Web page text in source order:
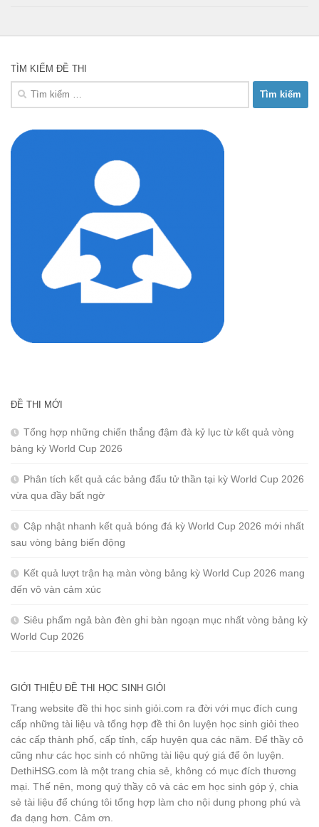
TÌM KIẾM ĐỀ THI
Tìm
ĐỀ THI MỚI
Tổng hợp những chiến thắng đậm đà kỷ lục từ kết quả vòng
bảng kỳ World Cup 2026
Phân tích kết quả các bảng đấu tử thần tại kỳ World Cup 2026
vừa qua đầy bất ngờ
Cập nhật nhanh kết quả bóng đá kỳ World Cup 2026 mới nhất
sau vòng bảng biến động
Kết quả lượt trận hạ màn vòng bảng kỳ World Cup 2026 mang
đến vô vàn cảm xúc
Siêu phẩm ngả bàn đèn ghi bàn ngoạn mục nhất vòng bảng kỳ
World Cup 2026
GIỚI THIỆU ĐỀ THI HỌC SINH GIỎI
Trang website đề thi học sinh giỏi.com ra đời với mục đích cung
cấp những tài liệu và tổng hợp đề thi ôn luyện học sinh giỏi theo
các cấp thành phố, cấp tỉnh, cấp huyện qua các năm. Để thầy cô
cũng như các học sinh có những tài liệu quý giá để ôn luyện.
DethiHSG.com là một trang chia sẻ, không có mục đích thương
mại. Thế nên, mong quý thầy cô và các em học sinh góp ý, chia
sẻ tài liệu để chúng tôi tổng hợp làm cho nội dung phong phú và
đa dạng hơn. Cảm ơn.